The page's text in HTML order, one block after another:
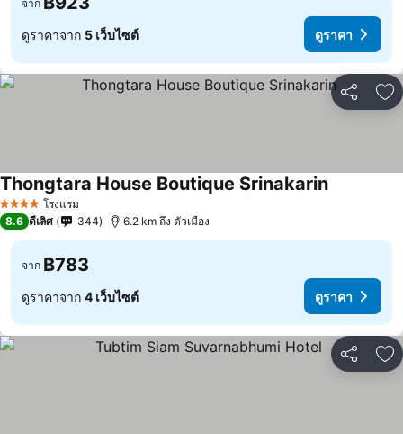
จาก
ดูราคาจาก 5 เว็บไซต์ ดูราคา
แชร์ เ
4 ดาว โรงแรม
Thongtara House Boutique Srinakarinดูราคา
8.6 ดีเลิศ 344 6.2 km ถึง ตัวเมือง
จาก ฿783
ดูราคาจาก 4 เว็บไซต์ ดูราคา
แชร์ เ